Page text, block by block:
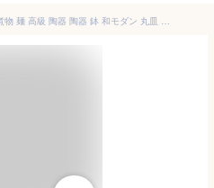
大皿 大鉢 和食器 和皿 ギフト 煮物 麺 高級 陶器 陶器 鉢 和モダン 丸皿 結婚祝い パスタ皿 プレゼント おしゃれ 美濃焼 日本製 食洗機対応 そうめん 人気 深皿 焼き物 焼物 器 うつわ KUJAKU丸鉢淵流し(大）